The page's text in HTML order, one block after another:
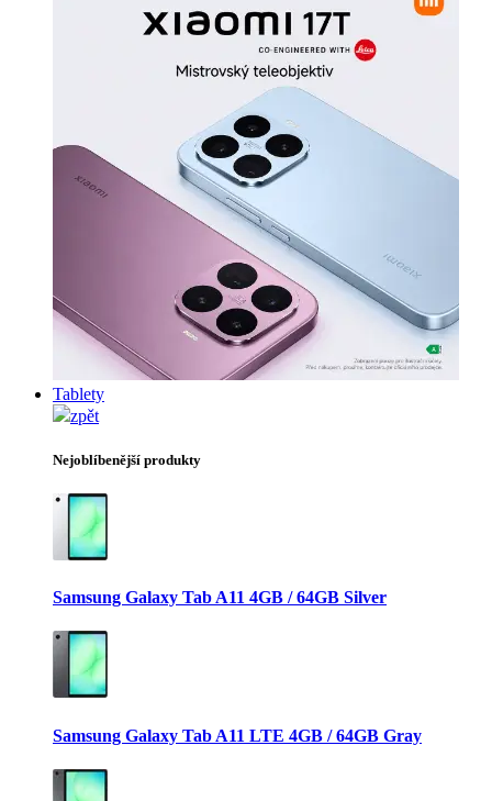
Tablety
zpět
Nejoblíbenější produkty
Samsung Galaxy Tab A11 4GB / 64GB Silver
Samsung Galaxy Tab A11 LTE 4GB / 64GB Gray